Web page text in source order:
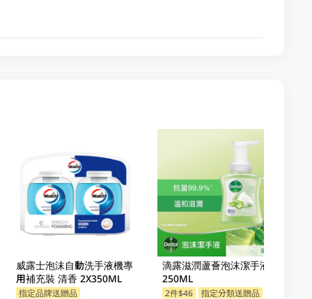
威露士泡沫自動洗手液機專
用補充裝 清香 2X350ML
指定品牌送贈品
滴露滋潤蘆薈泡沫潔手液
250ML
2件$46 指定分類送贈品